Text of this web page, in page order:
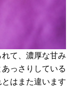
て、濃厚な甘み
っさりしている
はまた違います